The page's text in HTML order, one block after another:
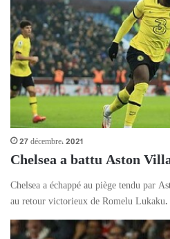
27 décembre، 2021
Chelsea a battu Aston
Chelsea a échappé au piège tendu par
au retour victorieux de Romelu